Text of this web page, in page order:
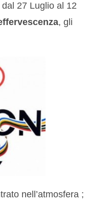
dal 27 Luglio al 12
, gli
nell’atmosfera ;